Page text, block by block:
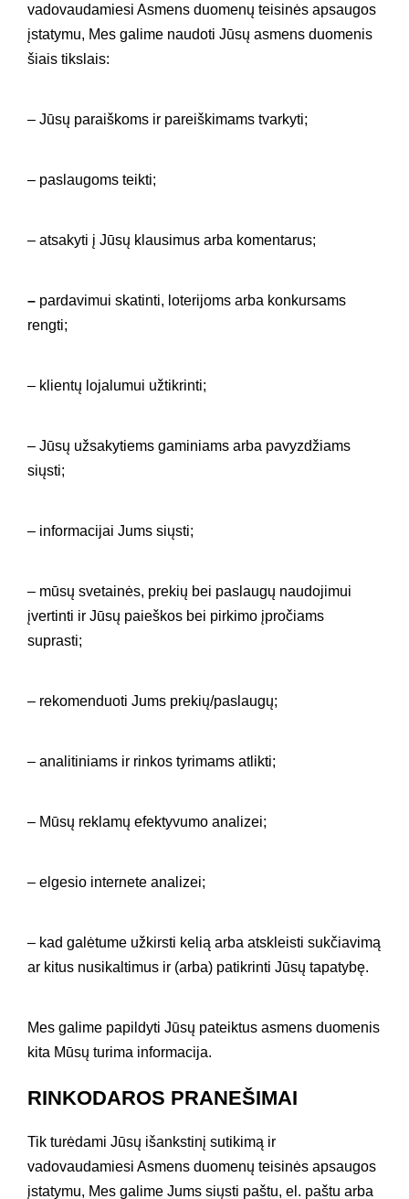
vadovaudamiesi Asmens duomenų teisinės apsaugos
įstatymu, Mes galime naudoti Jūsų asmens duomenis
šiais tikslais:
– Jūsų paraiškoms ir pareiškimams tvarkyti;
– paslaugoms teikti;
– atsakyti į Jūsų klausimus arba komentarus;
– pardavimui skatinti, loterijoms arba konkursams
rengti;
– klientų lojalumui užtikrinti;
– Jūsų užsakytiems gaminiams arba pavyzdžiams
siųsti;
– informacijai Jums siųsti;
– mūsų svetainės, prekių bei paslaugų naudojimui
įvertinti ir Jūsų paieškos bei pirkimo įpročiams
suprasti;
– rekomenduoti Jums prekių/paslaugų;
– analitiniams ir rinkos tyrimams atlikti;
– Mūsų reklamų efektyvumo analizei;
– elgesio internete analizei;
– kad galėtume užkirsti kelią arba atskleisti sukčiavimą
ar kitus nusikaltimus ir (arba) patikrinti Jūsų tapatybę.
Mes galime papildyti Jūsų pateiktus asmens duomenis
kita Mūsų turima informacija.
RINKODAROS PRANEŠIMAI
Tik turėdami Jūsų išankstinį sutikimą ir
vadovaudamiesi Asmens duomenų teisinės apsaugos
įstatymu, Mes galime Jums siųsti paštu, el. paštu arba